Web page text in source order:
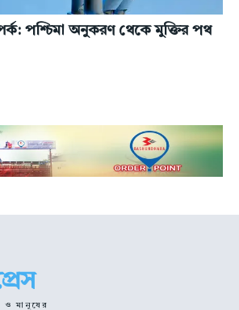
পশ্চিমা অনুকরণ থেকে মুক্তির পথ
ও মানুষের